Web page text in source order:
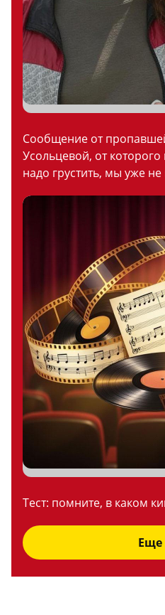
Сообщение от
Усольцевой, от
надо грустить, мы уже
Тест: помните, в каком
Еще